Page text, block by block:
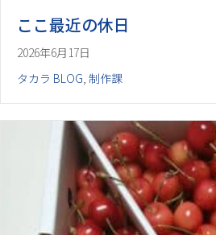
ここ最近の休日
2026年6月17日
タカラ BLOG, 制作課